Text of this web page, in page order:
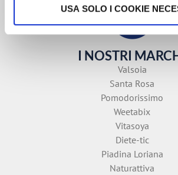
USA SOLO I COOKIE
I NOSTRI
Valsoia
Santa Rosa
Pomodorissimo
Weetabix
Vitasoya
Diete-tic
Piadina Loriana
Naturattiva